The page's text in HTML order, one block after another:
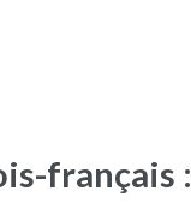
français :